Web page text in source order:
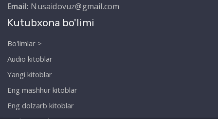
Email: Nusaidovuz@gmail.com
Kutubxona bo'limi
Bo'limlar >
Audio kitoblar
Yangi kitoblar
Eng mashhur kitoblar
Eng dolzarb kitoblar